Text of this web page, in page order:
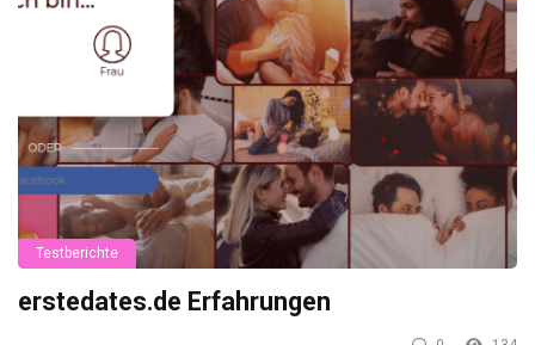
Testberichte
erstedates.de Erfahrungen